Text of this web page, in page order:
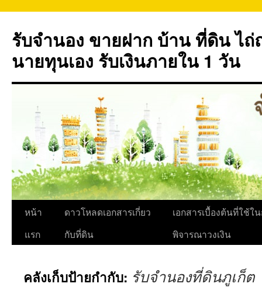
ยัง
เนื้อหา
รับจำนอง ขายฝาก บ้าน ที่ดิน ไ
นายทุนเอง รับเงินภายใน 1 วัน
หน้า
แรก
ดาวโหลดเอกสารเกี่ยว
กับที่ดิน
เอกสารเบื้องต้นที่ใช้ใ
พิจารณาวงเงิน
คลังเก็บป้ายกำกับ: รับจำนองที่ดินภูเก็ต